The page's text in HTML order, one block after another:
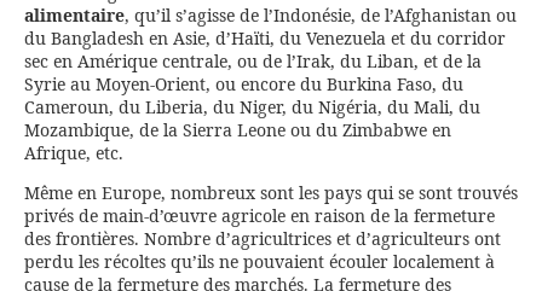
alimentaire, qu’il s’agisse de l’Indonésie, de l’Afghanistan ou
du Bangladesh en Asie, d’Haïti, du Venezuela et du corridor
sec en Amérique centrale, ou de l’Irak, du Liban, et de la
Syrie au Moyen-Orient, ou encore du Burkina Faso, du
Cameroun, du Liberia, du Niger, du Nigéria, du Mali, du
Mozambique, de la Sierra Leone ou du Zimbabwe en
Afrique, etc.
Même en Europe, nombreux sont les pays qui se sont trouvés
privés de main-d’œuvre agricole en raison de la fermeture
des frontières. Nombre d’agricultrices et d’agriculteurs ont
perdu les récoltes qu’ils ne pouvaient écouler localement à
cause de la fermeture des marchés. La fermeture des